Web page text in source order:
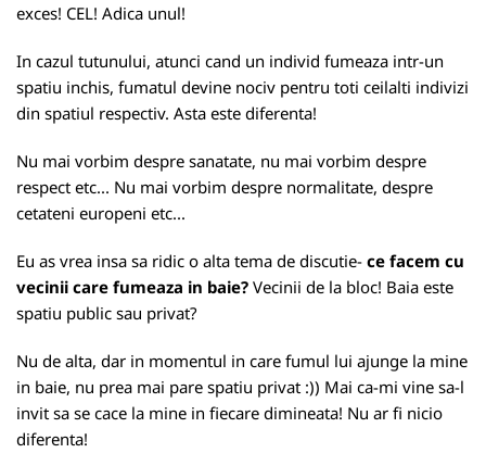
exces! CEL! Adica unul!
In cazul tutunului, atunci cand un individ fumeaza intr-un
spatiu inchis, fumatul devine nociv pentru toti ceilalti indivizi
din spatiul respectiv. Asta este diferenta!
Nu mai vorbim despre sanatate, nu mai vorbim despre
respect etc... Nu mai vorbim despre normalitate, despre
cetateni europeni etc...
Eu as vrea insa sa ridic o alta tema de discutie- ce facem cu
vecinii care fumeaza in baie? Vecinii de la bloc! Baia este
spatiu public sau privat?
Nu de alta, dar in momentul in care fumul lui ajunge la mine
in baie, nu prea mai pare spatiu privat :)) Mai ca-mi vine sa-l
invit sa se cace la mine in fiecare dimineata! Nu ar fi nicio
diferenta!